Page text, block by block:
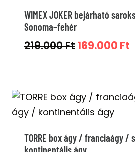
WIMEX JOKER bejárható
Sonoma–fehér
219.000FtOriginal
219.000 Ft.
169.000 Ft
TORRE box ágy / franciaágy /